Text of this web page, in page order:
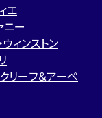
エ
ニー
ウィンストン
リーフ＆アーペ